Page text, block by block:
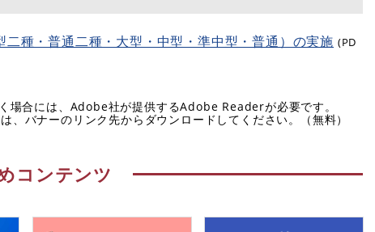
種・普通二種・大型・中型・準中型・普通）の実施 (PD
場合には、Adobe社が提供するAdobe Readerが必要です。
バナーのリンク先からダウンロードしてください。（無料）
コンテンツ